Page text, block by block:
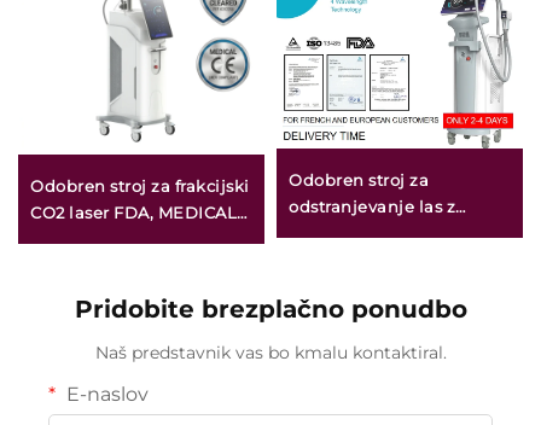
Odobren stroj za frakcijski
CO2 laser FDA, MEDICAL
Odobren stroj za
odstranjevanje las z
zamenljivimi glavami,
Pridobite brezplačno ponudbo
Naš predstavnik vas bo kmalu kontaktiral.
E-naslov